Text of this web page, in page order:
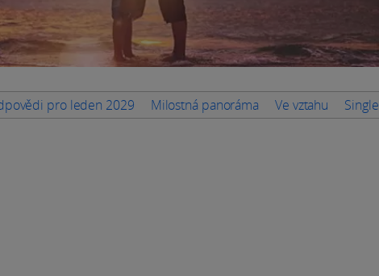
pro leden 2029 Milostná panoráma Ve vztahu Single